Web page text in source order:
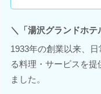
＼「湯沢グランドホテ
1933年の創業以来、
る料理・サービスを
ました。